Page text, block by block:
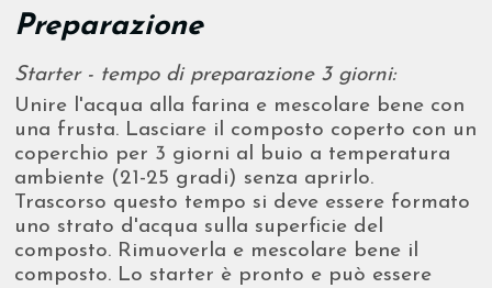
Preparazione
Starter - tempo di preparazione 3 giorni:
Unire l'acqua alla farina e mescolare bene con
una frusta. Lasciare il composto coperto con un
coperchio per 3 giorni al buio a temperatura
ambiente (21-25 gradi) senza aprirlo.
Trascorso questo tempo si deve essere formato
uno strato d'acqua sulla superficie del
composto. Rimuoverla e mescolare bene il
composto. Lo starter è pronto e può essere